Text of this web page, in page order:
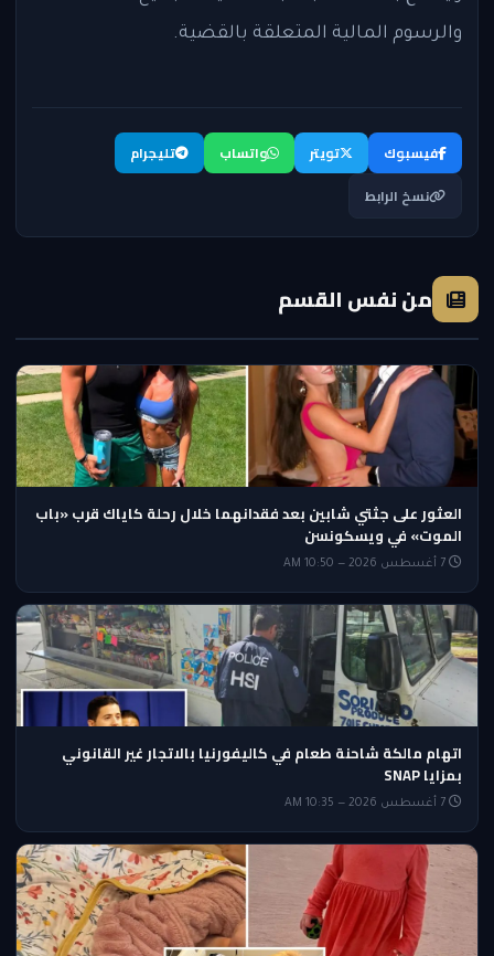
والرسوم المالية المتعلقة بالقضية.
فيسبوك تويتر واتساب
تليجرام
نسخ الرابط
من نفس القسم
العثور على جثتي شابين بعد فقدانهما خلال رحلة كاياك قرب «باب
الموت» في ويسكونسن
اتهام مالكة شاحنة طعام في كاليفورنيا بالاتجار غير القانوني
بمزايا SNAP